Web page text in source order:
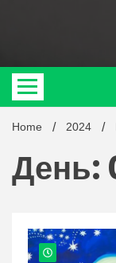
Home 2024
День: